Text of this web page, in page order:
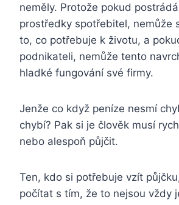
neměly. Protože pokud
prostředky spotřebitel, nemůže
to, co potřebuje k životu, a
podnikateli, nemůže tento
hladké fungování své firmy.
Jenže co když peníze nesmí
chybí? Pak si je člověk musí
nebo alespoň půjčit.
Ten, kdo si potřebuje vzít
počítat s tím, že to nejsou vždy